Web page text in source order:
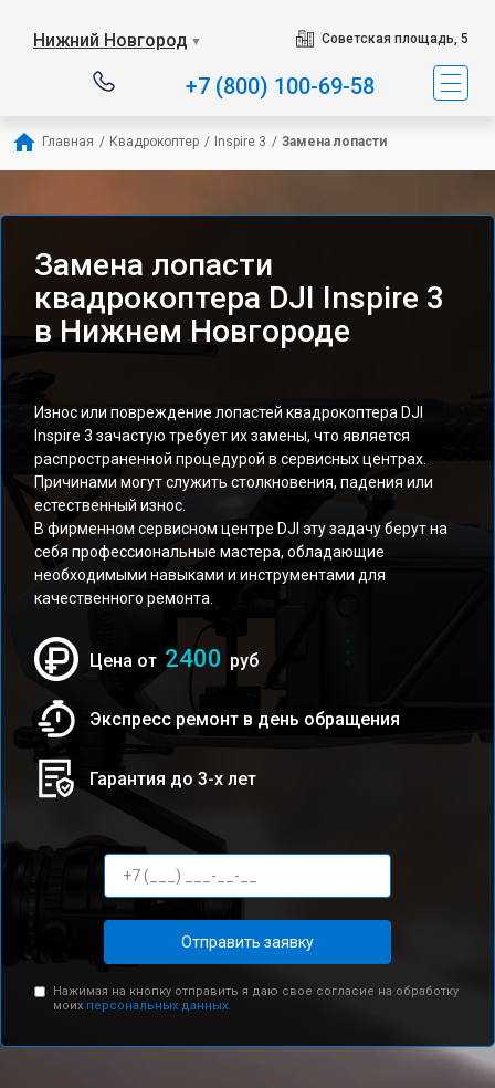
Нижний Новгород ▼ Советская площадь, 5
+7 (800) 100-69-58
Главная / Квадрокоптер / Inspire 3 / Замена лопасти
Замена лопасти
квадрокоптера DJI Inspire 3
в Нижнем Новгороде
Износ или повреждение лопастей квадрокоптера DJI
Inspire 3 зачастую требует их замены, что является
распространенной процедурой в сервисных центрах.
Причинами могут служить столкновения, падения или
естественный износ.
В фирменном сервисном центре DJI эту задачу берут на
себя профессиональные мастера, обладающие
необходимыми навыками и инструментами для
качественного ремонта.
Цена от 2400 руб
Экспресс ремонт в день обращения
Гарантия до 3-х лет
Отправить заявку
Нажимая на кнопку отправить я даю свое согласие на обработку
моих персональных данных.